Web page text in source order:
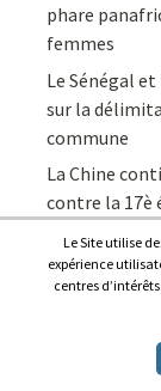
phare
femmes
Le Sénégal
sur la
commune
La Chine
contre la 17è
Proudly powered by
Le Site utilise
expérience
centres